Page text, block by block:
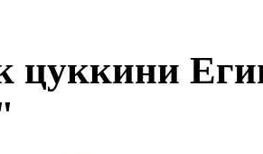
цуккини